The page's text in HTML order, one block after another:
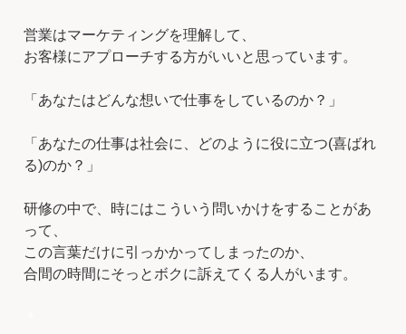
営業はマーケティングを理解して、
お客様にアプローチする方がいいと思っています。
「あなたはどんな想いで仕事をしているのか？」
「あなたの仕事は社会に、どのように役に立つ(喜ばれ
る)のか？」
研修の中で、時にはこういう問いかけをすることがあ
って、
この言葉だけに引っかかってしまったのか、
合間の時間にそっとボクに訴えてくる人がいます。